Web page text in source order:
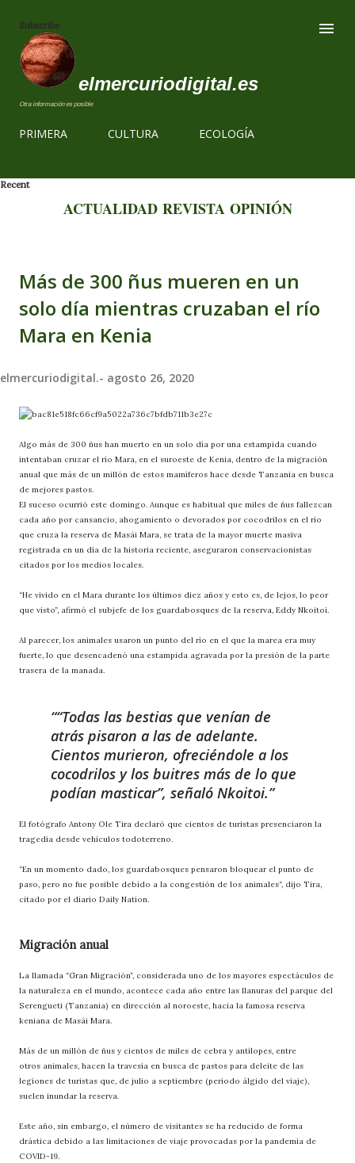
Subscribe
elmercuriodigital.es
Otra información es posible
PRIMERA CULTURA ECOLOGÍA
Recent
ACTUALIDAD REVISTA OPINIÓN
Más de 300 ñus mueren en un
solo día mientras cruzaban el río
Mara en Kenia
elmercuriodigital.- agosto 26, 2020
Algo más de 300 ñus han muerto en un solo día por una estampida cuando
intentaban cruzar el río Mara, en el suroeste de Kenia, dentro de la migración
anual que más de un millón de estos mamíferos hace desde Tanzania en busca
de mejores pastos.
El suceso ocurrió este domingo. Aunque es habitual que miles de ñus fallezcan
cada año por cansancio, ahogamiento o devorados por cocodrilos en el río
que cruza la reserva de Masái Mara, se trata de la mayor muerte masiva
registrada en un día de la historia reciente, aseguraron conservacionistas
citados por los medios locales.
“He vivido en el Mara durante los últimos diez años y esto es, de lejos, lo peor
que visto”, afirmó el subjefe de los guardabosques de la reserva, Eddy Nkoitoi.
Al parecer, los animales usaron un punto del río en el que la marea era muy
fuerte, lo que desencadenó una estampida agravada por la presión de la parte
trasera de la manada.
“Todas las bestias que venían de
atrás pisaron a las de adelante.
Cientos murieron, ofreciéndole a los
cocodrilos y los buitres más de lo que
podían masticar”, señaló Nkoitoi.
El fotógrafo Antony Ole Tira declaró que cientos de turistas presenciaron la
tragedia desde vehículos todoterreno.
“En un momento dado, los guardabosques pensaron bloquear el punto de
paso, pero no fue posible debido a la congestión de los animales“, dijo Tira,
citado por el diario Daily Nation.
Migración anual
La llamada “Gran Migración”, considerada uno de los mayores espectáculos de
la naturaleza en el mundo, acontece cada año entre las llanuras del parque del
Serengueti (Tanzania) en dirección al noroeste, hacia la famosa reserva
keniana de Masái Mara.
Más de un millón de ñus y cientos de miles de cebra y antílopes, entre
otros animales, hacen la travesía en busca de pastos para deleite de las
legiones de turistas que, de julio a septiembre (periodo álgido del viaje),
suelen inundar la reserva.
Este año, sin embargo, el número de visitantes se ha reducido de forma
drástica debido a las limitaciones de viaje provocadas por la pandemia de
COVID-19.